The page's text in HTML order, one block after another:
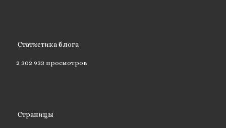
Статистика блога
2 302 933 просмотров
Страницы